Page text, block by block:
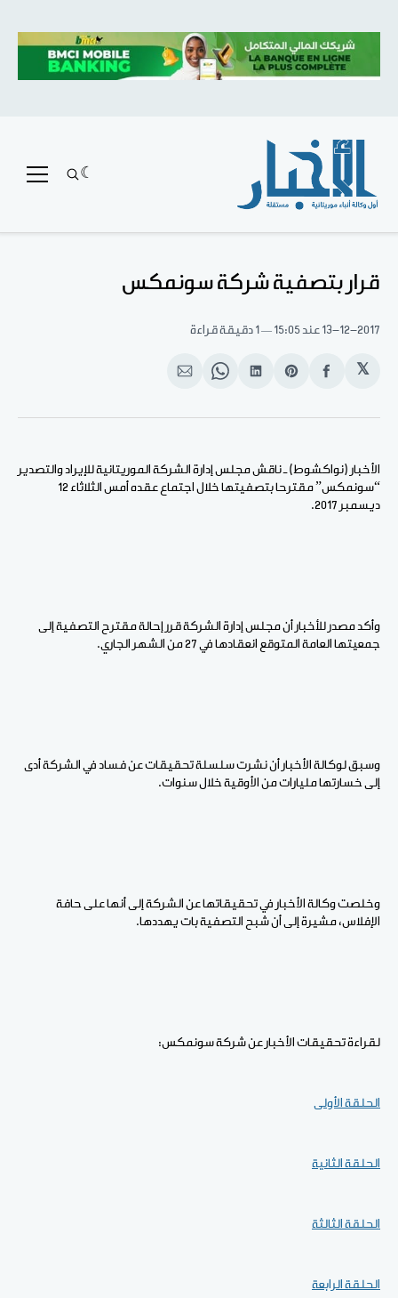
قرار بتصفية شركة سونمكس
13-12-2017 عند 15:05 1 دقيقة قراءة
𝕏
انشر
الفيسبوك
Share
Pinterest
انشر
لينكد
Share
WhatsApp
انشر
الإيميل
الأخبار (نواكشوط) ـ ناقش مجلس إدارة الشركة الموريتانية للإيراد والتصدير
“سونمكس” مقترحا بتصفيتها خلال اجتماع عقده أمس الثلاثاء 12
ديسمبر 2017.
وأكد مصدر للأخبار أن مجلس إدارة الشركة قرر إحالة مقترح التصفية إلى
جمعيتها العامة المتوقع انعقادها في 27 من الشهر الجاري.
وسبق لوكالة الأخبار أن نشرت سلسلة تحقيقات عن فساد في الشركة أدى
إلى خسارتها مليارات من الأوقية خلال سنوات.
وخلصت وكالة الأخبار في تحقيقاتها عن الشركة إلى أنها على حافة
الإفلاس، مشيرة إلى أن شبح التصفية بات يهددها.
لقراءة تحقيقات الأخبار عن شركة سونمكس:
الحلقة الأولى
الحلقة الثانية
الحلقة الثالثة
الحلقة الرابعة